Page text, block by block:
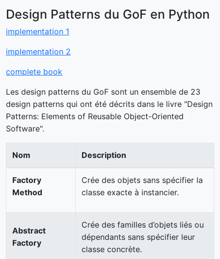
Design Patterns du GoF en Python
implementation 1
implementation 2
complete book
Les design patterns du GoF sont un ensemble de 23
design patterns qui ont été décrits dans le livre "Design
Patterns: Elements of Reusable Object-Oriented
Software".
Nom Description
Factory
Method
Crée des objets sans spécifier la
classe exacte à instancier.
Abstract
Factory
Crée des familles d’objets liés ou
dépendants sans spécifier leur
classe concrète.